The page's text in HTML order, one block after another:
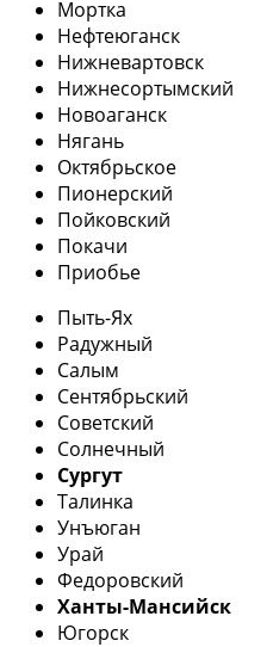
Мортка
Нефтеюганск
Нижневартовск
Нижнесортымский
Новоаганск
Нягань
Октябрьское
Пионерский
Пойковский
Покачи
Приобье
Пыть-Ях
Радужный
Салым
Сентябрьский
Советский
Солнечный
Сургут
Талинка
Унъюган
Урай
Федоровский
Ханты-Мансийск
Югорск